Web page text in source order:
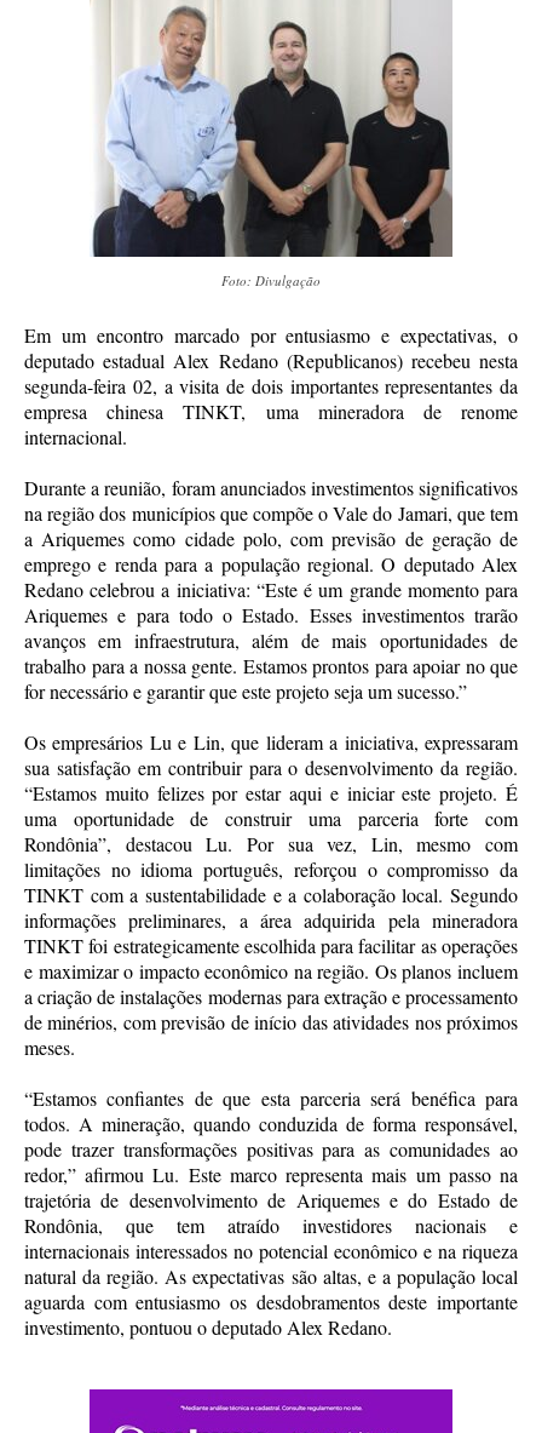
Foto: Divulgação
Em um encontro marcado por entusiasmo e expectativas, o
deputado estadual Alex Redano (Republicanos) recebeu nesta
segunda-feira 02, a visita de dois importantes representantes da
empresa chinesa TINKT, uma mineradora de renome
internacional.
Durante a reunião, foram anunciados investimentos significativos
na região dos municípios que compõe o Vale do Jamari, que tem
a Ariquemes como cidade polo, com previsão de geração de
emprego e renda para a população regional. O deputado Alex
Redano celebrou a iniciativa: “Este é um grande momento para
Ariquemes e para todo o Estado. Esses investimentos trarão
avanços em infraestrutura, além de mais oportunidades de
trabalho para a nossa gente. Estamos prontos para apoiar no que
for necessário e garantir que este projeto seja um sucesso.”
Os empresários Lu e Lin, que lideram a iniciativa, expressaram
sua satisfação em contribuir para o desenvolvimento da região.
“Estamos muito felizes por estar aqui e iniciar este projeto. É
uma oportunidade de construir uma parceria forte com
Rondônia”, destacou Lu. Por sua vez, Lin, mesmo com
limitações no idioma português, reforçou o compromisso da
TINKT com a sustentabilidade e a colaboração local. Segundo
informações preliminares, a área adquirida pela mineradora
TINKT foi estrategicamente escolhida para facilitar as operações
e maximizar o impacto econômico na região. Os planos incluem
a criação de instalações modernas para extração e processamento
de minérios, com previsão de início das atividades nos próximos
meses.
“Estamos confiantes de que esta parceria será benéfica para
todos. A mineração, quando conduzida de forma responsável,
pode trazer transformações positivas para as comunidades ao
redor,” afirmou Lu. Este marco representa mais um passo na
trajetória de desenvolvimento de Ariquemes e do Estado de
Rondônia, que tem atraído investidores nacionais e
internacionais interessados no potencial econômico e na riqueza
natural da região. As expectativas são altas, e a população local
aguarda com entusiasmo os desdobramentos deste importante
investimento, pontuou o deputado Alex Redano.